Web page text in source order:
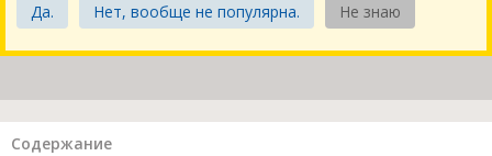
Да. Нет, вообще не популярна. Не знаю
Содержание